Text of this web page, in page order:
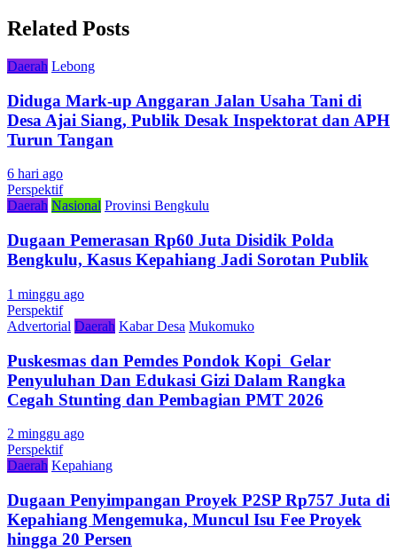
Related Posts
Daerah Lebong
Diduga Mark-up Anggaran Jalan Usaha Tani di
Desa Ajai Siang, Publik Desak Inspektorat dan APH
Turun Tangan
6 hari ago
Perspektif
Daerah Nasional Provinsi Bengkulu
Dugaan Pemerasan Rp60 Juta Disidik Polda
Bengkulu, Kasus Kepahiang Jadi Sorotan Publik
1 minggu ago
Perspektif
Advertorial Daerah Kabar Desa Mukomuko
Puskesmas dan Pemdes Pondok Kopi Gelar
Penyuluhan Dan Edukasi Gizi Dalam Rangka
Cegah Stunting dan Pembagian PMT 2026
2 minggu ago
Perspektif
Daerah Kepahiang
Dugaan Penyimpangan Proyek P2SP Rp757 Juta di
Kepahiang Mengemuka, Muncul Isu Fee Proyek
hingga 20 Persen